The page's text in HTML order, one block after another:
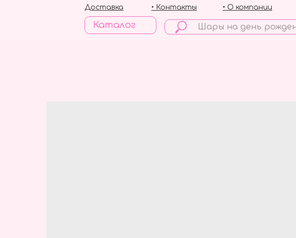
Каталог
• О компании
• Контакты
Доставка